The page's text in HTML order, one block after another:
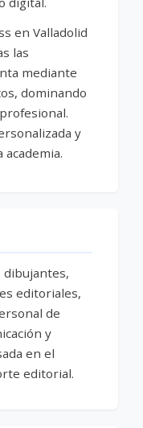
en Valladolid
las
mediante
dominando
y
dibujantes,
editoriales,
de
y
en el
editorial.